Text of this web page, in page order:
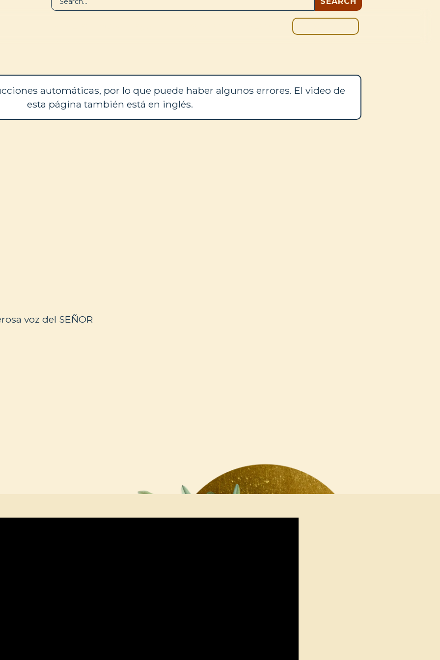
automáticas, por lo que puede haber algunos errores. El video de
esta página también está en inglés.
voz del SEÑOR